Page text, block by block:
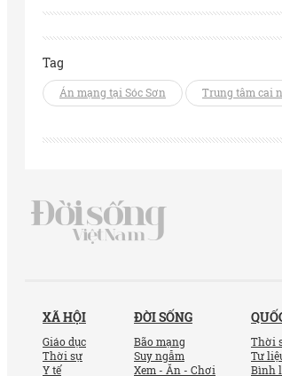
Tag
Án mạng tại Sóc Sơn Trung tâm cai
XÃ HỘI
Giáo dục
Thời sự
Y tế
ĐỜI SỐNG
Bão mạng
Suy ngẫm
Xem - Ăn - Chơi
Thời
Tư
Bình